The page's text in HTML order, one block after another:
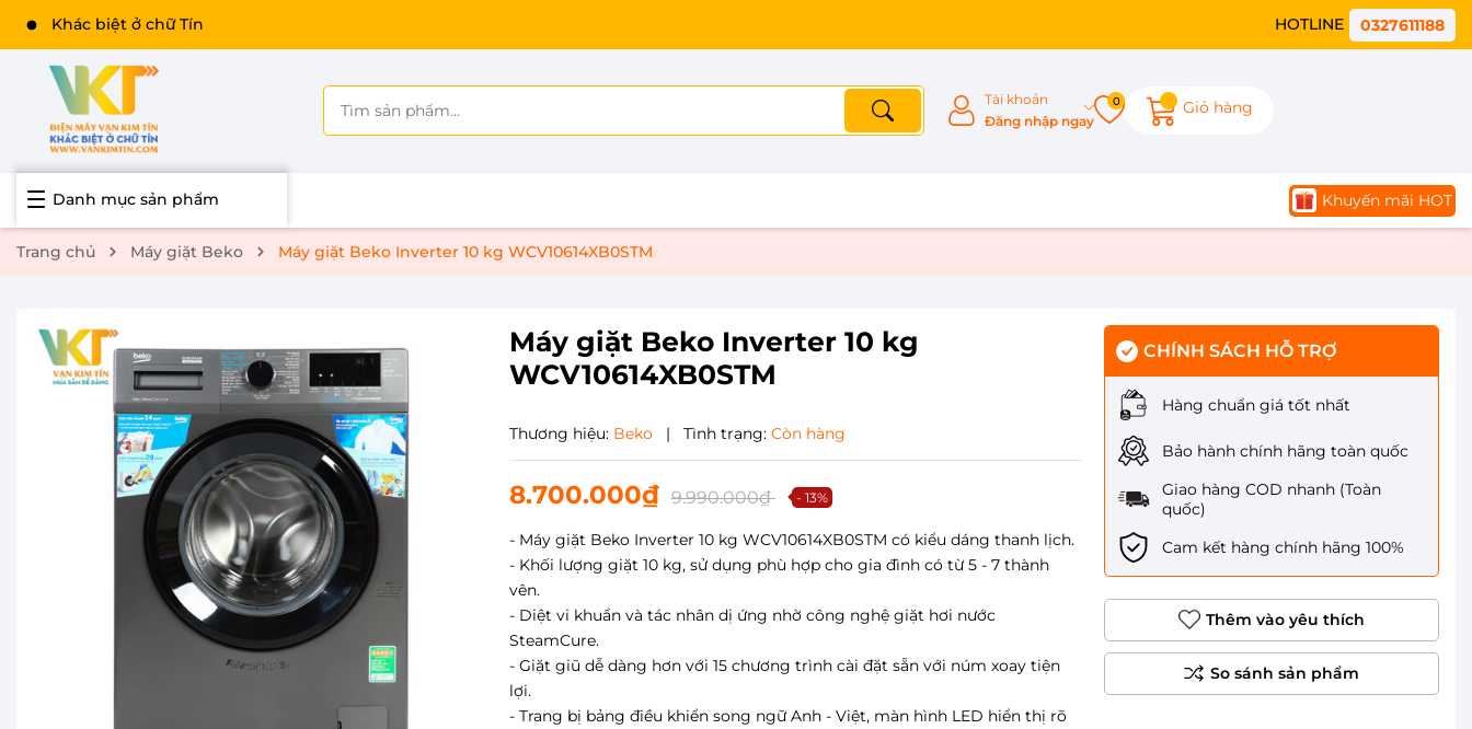
Khác biệt ở chữ Tín HOTLINE 0327611188
Tài khoản
Đăng nhập ngay
0 Giỏ hàng
Danh mục sản phẩm Khuyến mãi HOT
Trang chủ Máy giặt Beko Máy giặt Beko Inverter 10 kg WCV10614XB0STM
Máy giặt Beko Inverter 10 kg
WCV10614XB0STM
Thương hiệu: Beko | Tình trạng: Còn hàng
8.700.000₫ 9.990.000₫ - 13%
- Máy giặt Beko Inverter 10 kg WCV10614XB0STM có kiểu dáng thanh lịch.
- Khối lượng giặt 10 kg, sử dụng phù hợp cho gia đình có từ 5 - 7 thành
vên.
- Diệt vi khuẩn và tác nhân dị ứng nhờ công nghệ giặt hơi nước
SteamCure.
- Giặt giũ dễ dàng hơn với 15 chương trình cài đặt sẵn với núm xoay tiện
lợi.
- Trang bị bảng điều khiển song ngữ Anh - Việt, màn hình LED hiển thị rõ
CHÍNH SÁCH HỖ TRỢ
Hàng chuẩn giá tốt nhất
Bảo hành chính hãng toàn quốc
Giao hàng COD nhanh (Toàn
quốc)
Cam kết hàng chính hãng 100%
Thêm vào yêu thích